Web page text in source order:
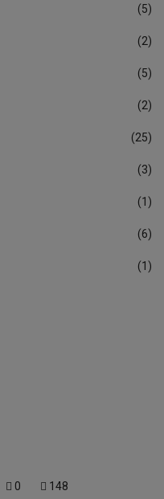
(5)
(2)
(5)
(2)
(25)
(3)
(1)
(6)
(1)
0
148